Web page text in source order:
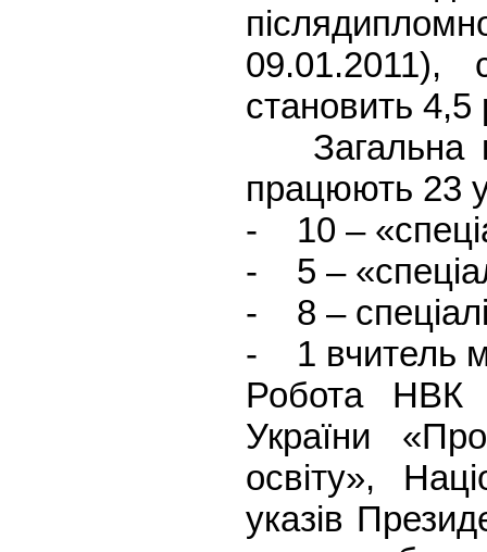
09.01.2011),
становить 4,5
Загальна
працюють 23
- 10 –
- 5 –
- 8 –
- 1 вчитель
Робота НВК
України
освіту»,
указів